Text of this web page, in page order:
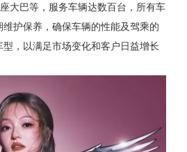
大巴等，服务车辆达数百台，所有车
护保养，确保车辆的性能及驾乘的
，以满足市场变化和客户日益增长